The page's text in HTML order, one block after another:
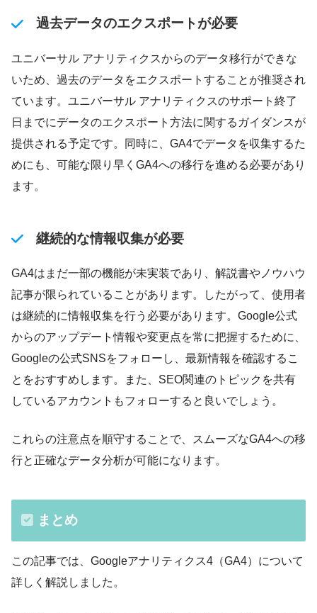
過去データのエクスポートが必要
ユニバーサル アナリティクスからのデータ移行ができな
いため、過去のデータをエクスポートすることが推奨され
ています。ユニバーサル アナリティクスのサポート終了
日までにデータのエクスポート方法に関するガイダンスが
提供される予定です。同時に、GA4でデータを収集するた
めにも、可能な限り早くGA4への移行を進める必要があり
ます。
継続的な情報収集が必要
GA4はまだ一部の機能が未実装であり、解説書やノウハウ
記事が限られていることがあります。したがって、使用者
は継続的に情報収集を行う必要があります。Google公式
からのアップデート情報や変更点を常に把握するために、
Googleの公式SNSをフォローし、最新情報を確認するこ
とをおすすめします。また、SEO関連のトピックを共有
しているアカウントもフォローすると良いでしょう。
これらの注意点を順守することで、スムーズなGA4への移
行と正確なデータ分析が可能になります。
まとめ
この記事では、Googleアナリティクス4（GA4）について
詳しく解説しました。